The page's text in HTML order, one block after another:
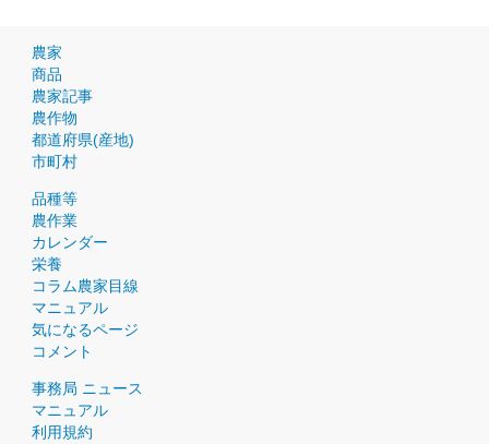
農家
商品
農家記事
農作物
都道府県(産地)
市町村
品種等
農作業
カレンダー
栄養
コラム農家目線
マニュアル
気になるページ
コメント
事務局 ニュース
マニュアル
利用規約